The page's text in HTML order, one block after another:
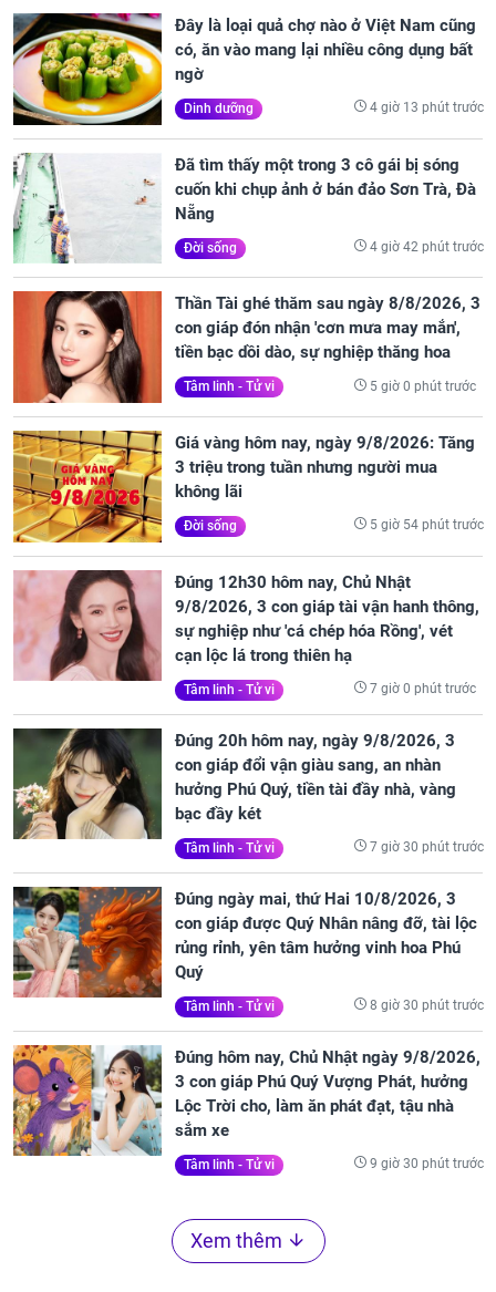
Đây là loại quả chợ nào ở Việt Nam cũng
có, ăn vào mang lại nhiều công dụng bất
ngờ
Dinh dưỡng 4 giờ 13 phút trước
Đã tìm thấy một trong 3 cô gái bị sóng
cuốn khi chụp ảnh ở bán đảo Sơn Trà, Đà
Nẵng
Đời sống 4 giờ 42 phút trước
Thần Tài ghé thăm sau ngày 8/8/2026, 3
con giáp đón nhận 'cơn mưa may mắn',
tiền bạc dồi dào, sự nghiệp thăng hoa
Tâm linh - Tử vi 5 giờ 0 phút trước
Giá vàng hôm nay, ngày 9/8/2026: Tăng
3 triệu trong tuần nhưng người mua
không lãi
Đời sống 5 giờ 54 phút trước
Đúng 12h30 hôm nay, Chủ Nhật
9/8/2026, 3 con giáp tài vận hanh thông,
sự nghiệp như 'cá chép hóa Rồng', vét
cạn lộc lá trong thiên hạ
Tâm linh - Tử vi 7 giờ 0 phút trước
Đúng 20h hôm nay, ngày 9/8/2026, 3
con giáp đổi vận giàu sang, an nhàn
hưởng Phú Quý, tiền tài đầy nhà, vàng
bạc đầy két
Tâm linh - Tử vi 7 giờ 30 phút trước
Đúng ngày mai, thứ Hai 10/8/2026, 3
con giáp được Quý Nhân nâng đỡ, tài lộc
rủng rỉnh, yên tâm hưởng vinh hoa Phú
Quý
Tâm linh - Tử vi 8 giờ 30 phút trước
Đúng hôm nay, Chủ Nhật ngày 9/8/2026,
3 con giáp Phú Quý Vượng Phát, hưởng
Lộc Trời cho, làm ăn phát đạt, tậu nhà
sắm xe
Tâm linh - Tử vi 9 giờ 30 phút trước
Xem thêm